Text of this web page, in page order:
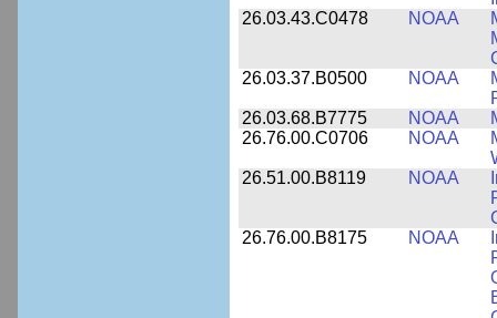
26.03.43.C0478
NOAA
26.03.37.B0500
NOAA
26.03.68.B7775
NOAA
26.76.00.C0706
NOAA
26.51.00.B8119
NOAA
26.76.00.B8175
NOAA